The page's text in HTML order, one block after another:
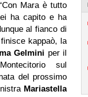
Mara è tutto
ha capito e ha
al fianco di
kappaò, la
Gelmini per il
sul
del prossimo
Mariastella